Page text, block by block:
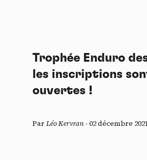
Trophée Enduro
les inscriptions
ouvertes !
ParLéo Kervran - 02 décembre